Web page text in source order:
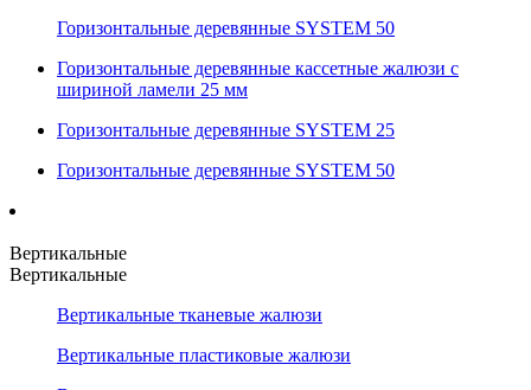
Горизонтальные деревянные SYSTEM 50
Горизонтальные деревянные кассетные жалюзи с
шириной ламели 25 мм
Горизонтальные деревянные SYSTEM 25
Горизонтальные деревянные SYSTEM 50
Вертикальные
Вертикальные
Вертикальные тканевые жалюзи
Вертикальные пластиковые жалюзи